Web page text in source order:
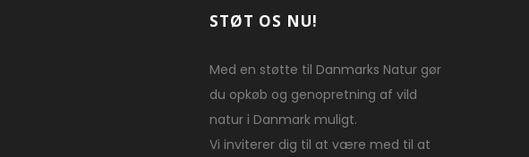
STØT OS NU!
Med en støtte til Danmarks Natur gør
du opkøb og genopretning af vild
natur i Danmark muligt.
Vi inviterer dig til at være med til at